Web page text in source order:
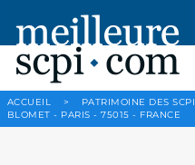
ACCUEIL > PATRIMOINE DES SCPI
BLOMET - PARIS - 75015 - FRANCE